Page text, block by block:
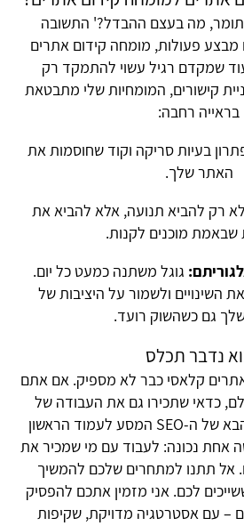
'תומר, מה בעצם ההבדל?' התשובה
פעולות, מומחה קידום אתרים
שמקדם רגיל עשוי להתמקד רק
קישורים, המומחיות שלי מתבטאת
בראייה רחבה:
בעיות סריקה וקוד שחוסמות את
האתר שלך.
לא רק להביא תנועה, אלא להביא את
שבאמת מוכנים לקנות.
גוגל משתנה כמעט כל יום.
השינויים ולשמור על היציבות של
גם כשהשוק רועד.
נדבר תכלס
קלאסי כבר לא מספיק. אם אתם
כדאי שתכירו גם את העבודה של
– הדור הבא של ה-SEO המסע לעמוד הראשון
אחת נכונה: לעבוד עם מי שמכיר את
אל תתנו למתחרים שלכם להמשיך
לכם. אני מזמין אתכם להפסיק
– עם אסטרטגיה מדויקת, שקיפות